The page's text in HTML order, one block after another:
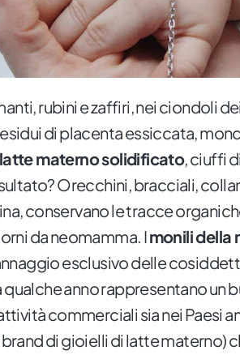
rubini e zaffiri, nei ciondoli
di placenta essiccata,
latte materno solidificato, ciuffi
Orecchini, bracciali,
conservano le tracce
da neomamma. Imonili della
esclusivo delle
qualche anno rappresentano un
commerciali sia nei Paesi
di gioielli di latte materno)